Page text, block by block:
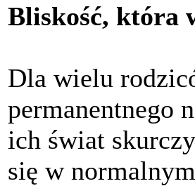
Bliskość, która
Dla wielu
permanentnego
ich świat
się w